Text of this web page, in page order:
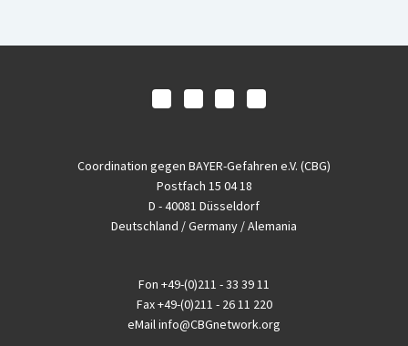
Coordination gegen BAYER-Gefahren e.V. (CBG)
Postfach 15 04 18
D - 40081 Düsseldorf
Deutschland / Germany / Alemania
Fon +49-(0)211 - 33 39 11
Fax+49-(0)211 - 26 11 220
eMailinfo@CBGnetwork.org